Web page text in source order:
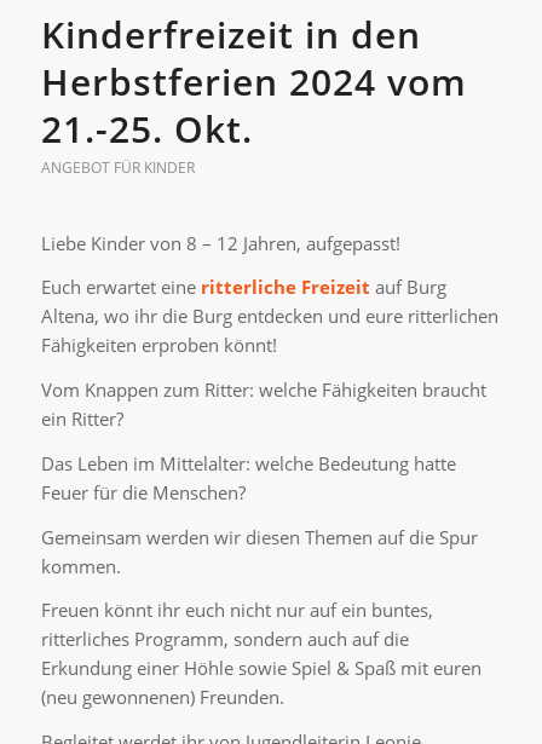
Kinderfreizeit in den
Herbstferien 2024 vom
21.-25. Okt.
ANGEBOT FÜR KINDER
Liebe Kinder von 8 – 12 Jahren, aufgepasst!
Euch erwartet eine ritterliche Freizeit auf Burg
Altena, wo ihr die Burg entdecken und eure ritterlichen
Fähigkeiten erproben könnt!
Vom Knappen zum Ritter: welche Fähigkeiten braucht
ein Ritter?
Das Leben im Mittelalter: welche Bedeutung hatte
Feuer für die Menschen?
Gemeinsam werden wir diesen Themen auf die Spur
kommen.
Freuen könnt ihr euch nicht nur auf ein buntes,
ritterliches Programm, sondern auch auf die
Erkundung einer Höhle sowie Spiel & Spaß mit euren
(neu gewonnenen) Freunden.